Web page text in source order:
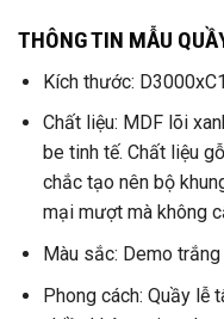
THÔNG TIN MẪU
Kích thước:
Chất liệu: MDF lõi
be tinh tế. Chất liệu
chắc tạo nên bộ
mại mượt mà không
Màu sắc: Demo
Phong cách: Quầy lễ